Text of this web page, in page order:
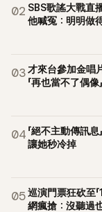
02 SBS歌謠大戰直
他喊冤：明明做
03 才來台參加金唱
「再也當不了偶
04 「絕不主動傳訊
讓她秒冷掉
05巡演門票狂砍至
網瘋搶：沒聽過